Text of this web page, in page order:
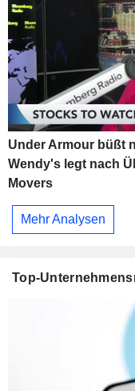
Under Armour büßt
Wendy's legt nach
Movers
Mehr Analysen
Top-